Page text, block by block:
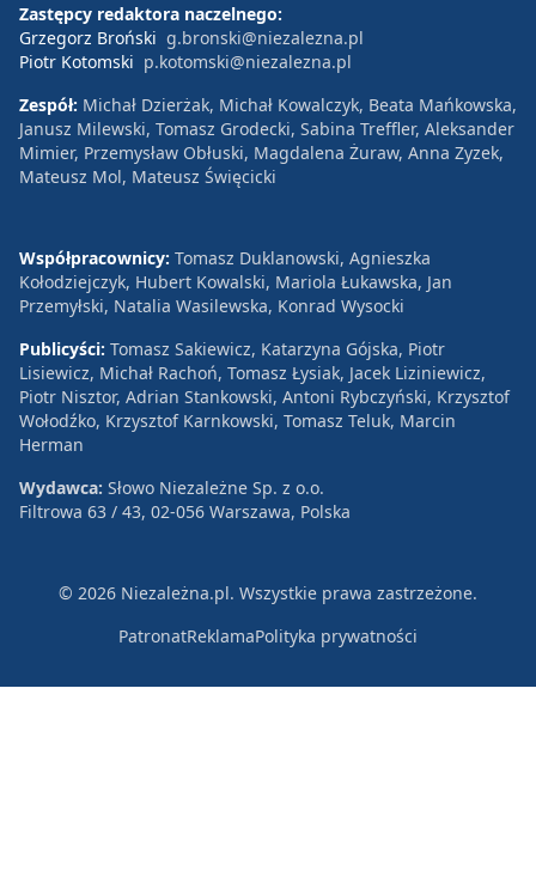
Zastępcy redaktora naczelnego:
Grzegorz Broński g.bronski@niezalezna.pl
Piotr Kotomski p.kotomski@niezalezna.pl
Zespół: Michał Dzierżak, Michał Kowalczyk, Beata Mańkowska,
Janusz Milewski, Tomasz Grodecki, Sabina Treffler, Aleksander
Mimier, Przemysław Obłuski, Magdalena Żuraw, Anna Zyzek,
Mateusz Mol, Mateusz Święcicki
Współpracownicy: Tomasz Duklanowski, Agnieszka
Kołodziejczyk, Hubert Kowalski, Mariola Łukawska, Jan
Przemyłski, Natalia Wasilewska, Konrad Wysocki
Publicyści: Tomasz Sakiewicz, Katarzyna Gójska, Piotr
Lisiewicz, Michał Rachoń, Tomasz Łysiak, Jacek Liziniewicz,
Piotr Nisztor, Adrian Stankowski, Antoni Rybczyński, Krzysztof
Wołodźko, Krzysztof Karnkowski, Tomasz Teluk, Marcin
Herman
Wydawca: Słowo Niezależne Sp. z o.o.
Filtrowa 63 / 43, 02-056 Warszawa, Polska
© 2026 Niezależna.pl. Wszystkie prawa zastrzeżone.
PatronatReklamaPolityka prywatności